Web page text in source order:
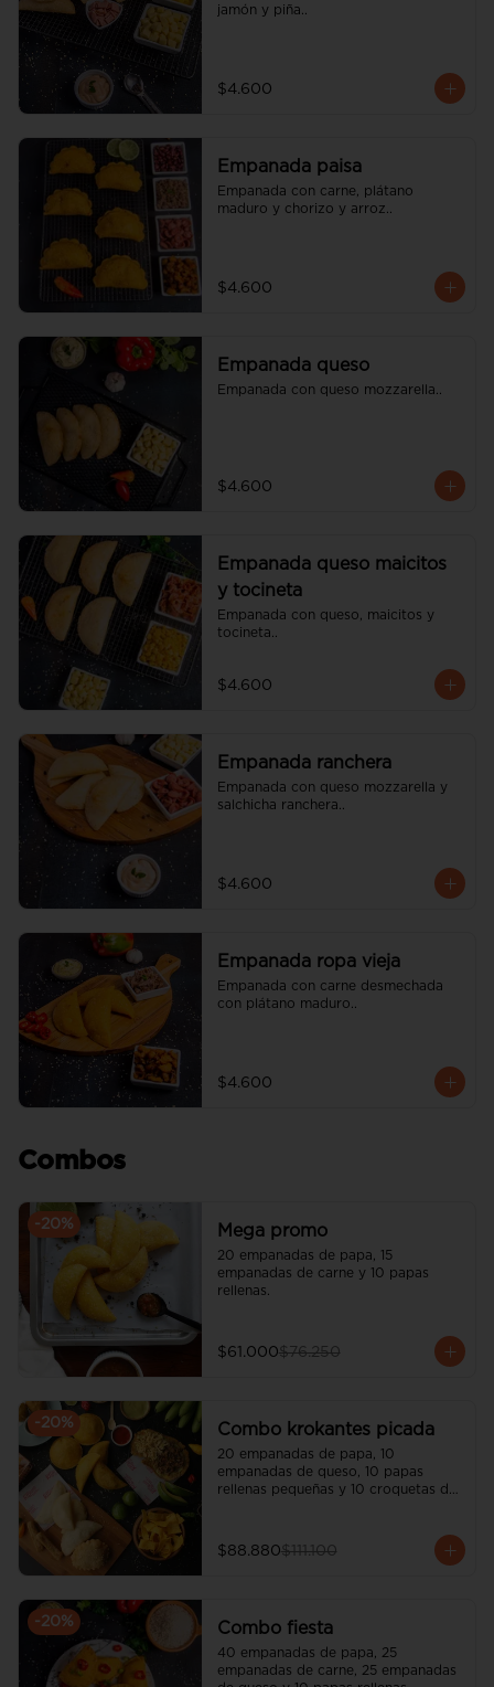
jamón y piña..
$4.600
Empanada paisa
Empanada con carne, plátano
maduro y chorizo y arroz..
$4.600
Empanada queso
Empanada con queso mozzarella..
$4.600
Empanada queso maicitos
y tocineta
Empanada con queso, maicitos y
tocineta..
$4.600
Empanada ranchera
Empanada con queso mozzarella y
salchicha ranchera..
$4.600
Empanada ropa vieja
Empanada con carne desmechada
con plátano maduro..
$4.600
Combos
-20% Mega promo
20 empanadas de papa, 15
empanadas de carne y 10 papas
rellenas.
$61.000$76.250
-20% Combo krokantes picada
20 empanadas de papa, 10
empanadas de queso, 10 papas
rellenas pequeñas y 10 croquetas de
$88.880$111.100
-20% Combo fiesta
40 empanadas de papa, 25
empanadas de carne, 25 empanadas